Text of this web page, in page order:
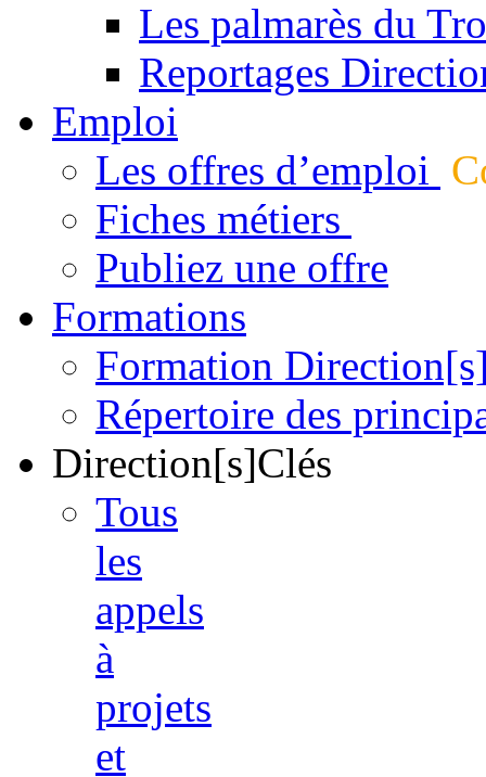
Les palmarès du
Reportages
Emploi
Les offres d’emploi
Fiches métiers
Publiez une offre
Formations
Formation
Répertoire des
Direction[s]Clés
Tous
les
appels
à
projets
et